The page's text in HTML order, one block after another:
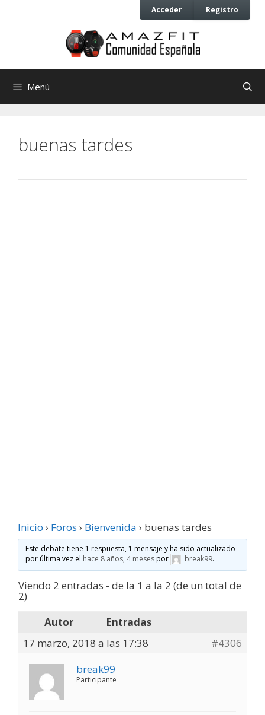
Acceder Registro
Menú
buenas tardes
Inicio › Foros › Bienvenida › buenas tardes
Este debate tiene 1 respuesta, 1 mensaje y ha sido actualizado
por última vez el hace 8 años, 4 mesespor break99.
Viendo 2 entradas - de la 1 a la 2 (de un total de
2)
Autor
Entradas
17 marzo, 2018 a las 17:38
#4306
break99
Participante